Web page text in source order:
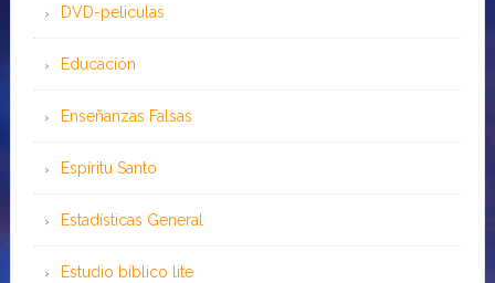
DVD-peliculas
Educación
Enseñanzas Falsas
Espíritu Santo
Estadísticas General
Estudio bíblico lite